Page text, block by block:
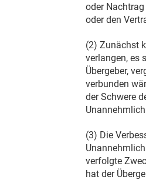
oder
oder den
(2) Zunächst
verlangen, es
Übergeber,
verbunden
der Schwere
(3) Die
verfolgte
hat der